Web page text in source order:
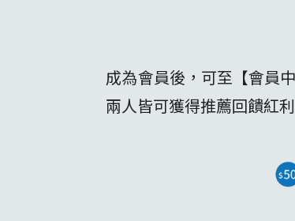
成為會員後，可至【會員
兩人皆可獲得推薦回饋紅利